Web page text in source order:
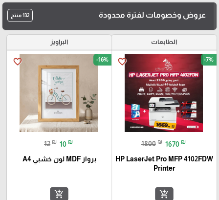
عروض وخصومات لفترة محدودة 132 منتج
الطابعات
favorite_border -7%
1800 ₪ 1670 ₪
HP LaserJet Pro MFP 4102FDW
Printer
add_shopping_cart
البراويز
favorite_border -16%
12 ₪ 10 ₪
برواز MDF لون خشبي A4
add_shopping_cart